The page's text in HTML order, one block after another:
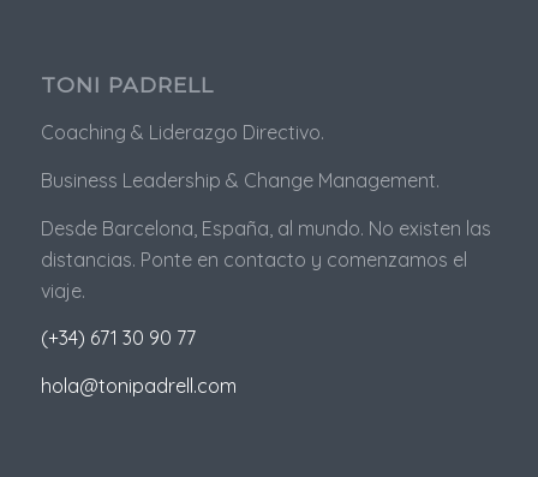
TONI PADRELL
Coaching & Liderazgo Directivo.
Business Leadership & Change Management.
Desde Barcelona, España, al mundo. No existen las
distancias. Ponte en contacto y comenzamos el
viaje.
(+34) 671 30 90 77
hola@tonipadrell.com